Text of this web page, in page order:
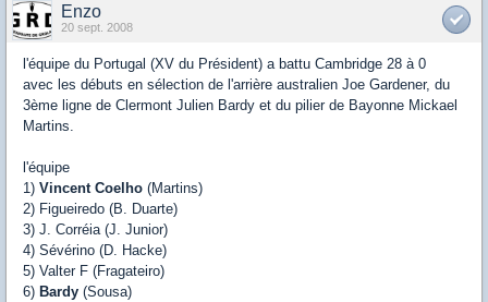
Enzo
20 sept. 2008
l'équipe du Portugal (XV du Président) a battu Cambridge 28 à 0
avec les débuts en sélection de l'arrière australien Joe Gardener, du
3ème ligne de Clermont Julien Bardy et du pilier de Bayonne Mickael
Martins.
l'équipe
1) Vincent Coelho (Martins)
2) Figueiredo (B. Duarte)
3) J. Corréia (J. Junior)
4) Sévérino (D. Hacke)
5) Valter F (Fragateiro)
6) Bardy (Sousa)